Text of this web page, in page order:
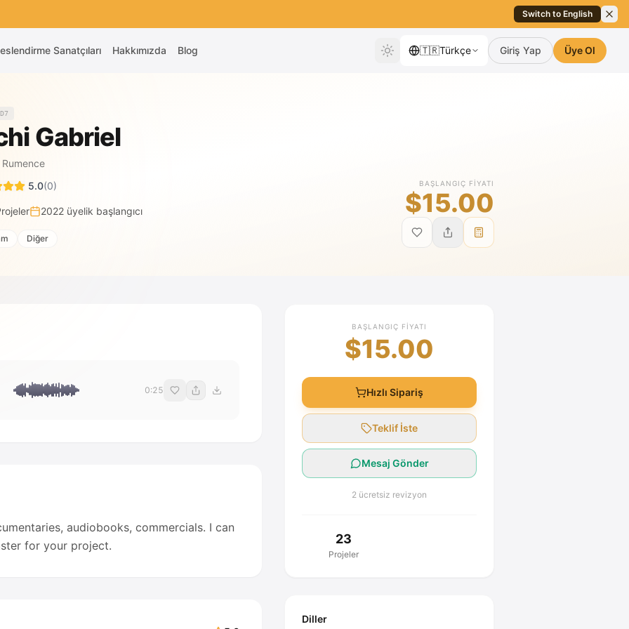
Switch to English
Sanatçıları Hakkımızda Blog 🇹🇷Türkçe Giriş Yap Üye Ol
Gabriel
Rumence
5.0(0)
2022 üyelik başlangıcı
Diğer
BAŞLANGIÇ FIYATI
$15.00
0:25
audiobooks, commercials. I can
for your project.
BAŞLANGIÇ FIYATI
$15.00
Hızlı Sipariş
Teklif İste
Mesaj Gönder
2 ücretsiz revizyon
23
Projeler
Diller